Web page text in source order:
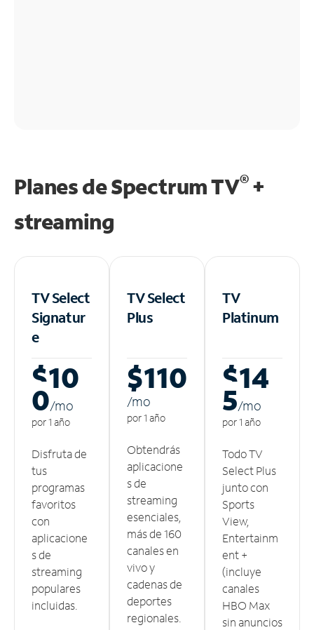
Planes de Spectrum TV®+
streaming
TV Select
Signatur
e
$10
0/mo
por 1 año
Disfruta de
tus
programas
favoritos
con
aplicacione
s de
streaming
populares
incluidas.
TV Select
Plus
$110
/mo
por 1 año
Obtendrás
aplicacione
s de
streaming
esenciales,
más de 160
canales en
vivo y
cadenas de
deportes
regionales.
TV
Platinum
$14
5/mo
por 1 año
Todo TV
Select Plus
junto con
Sports
View,
Entertainm
ent +
(incluye
canales
HBO Max
sin anuncios